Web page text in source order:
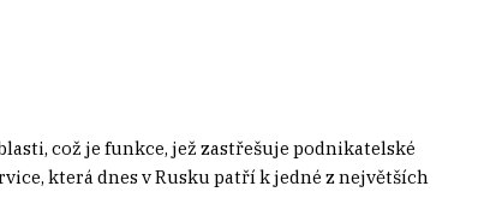
což je funkce, jež zastřešuje podnikatelské
která dnes v Rusku patří k jedné z největších